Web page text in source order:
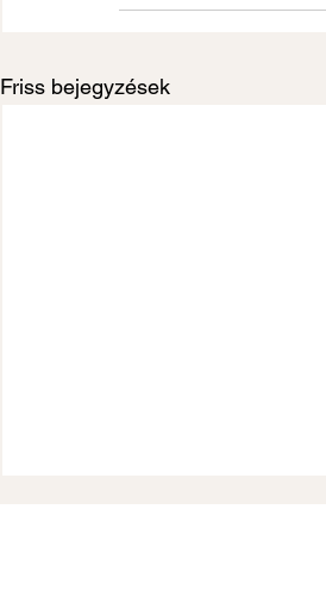
Friss bejegyzések